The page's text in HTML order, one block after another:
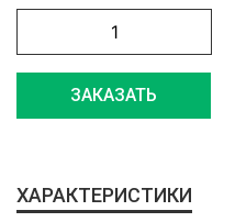
ЗАКАЗАТЬ
ХАРАКТЕРИСТИКИ